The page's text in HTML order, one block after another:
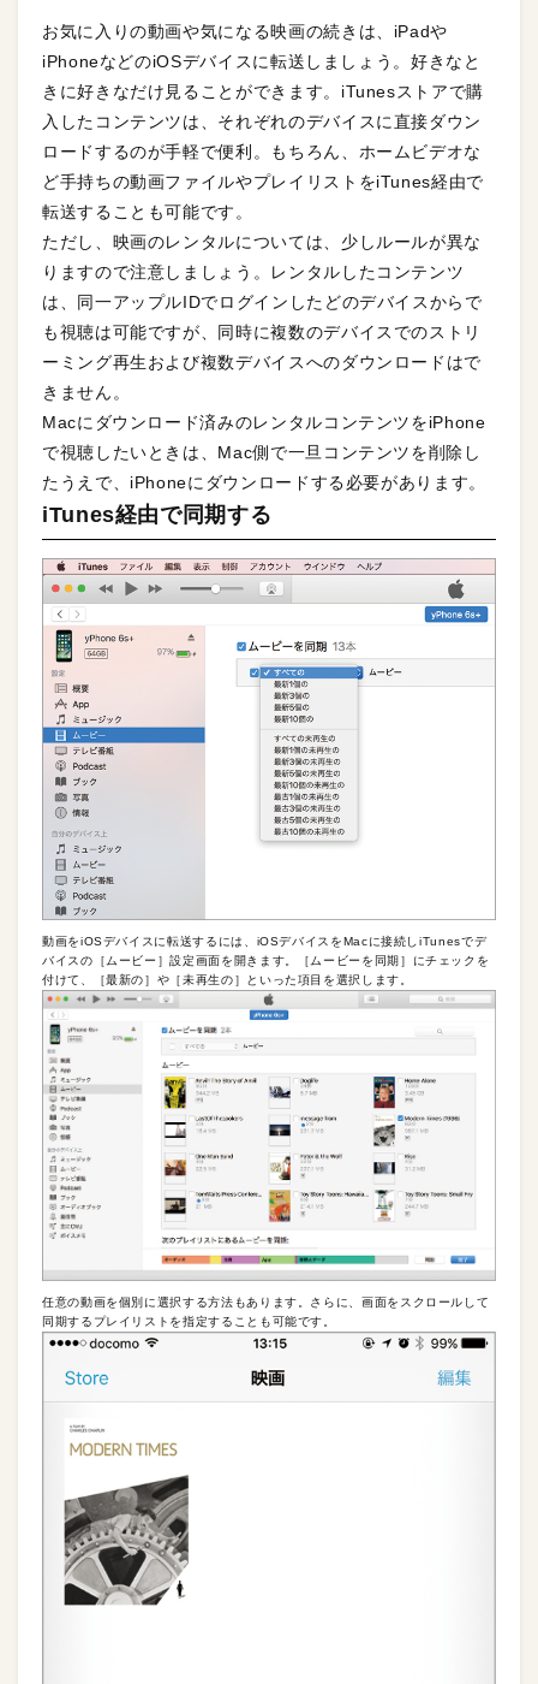
お気に入りの動画や気になる映画の続きは、iPadや
iPhoneなどのiOSデバイスに転送しましょう。好きなと
きに好きなだけ見ることができます。iTunesストアで購
入したコンテンツは、それぞれのデバイスに直接ダウン
ロードするのが手軽で便利。もちろん、ホームビデオな
ど手持ちの動画ファイルやプレイリストをiTunes経由で
転送することも可能です。
ただし、映画のレンタルについては、少しルールが異な
りますので注意しましょう。レンタルしたコンテンツ
は、同一アップルIDでログインしたどのデバイスからで
も視聴は可能ですが、同時に複数のデバイスでのストリ
ーミング再生および複数デバイスへのダウンロードはで
きません。
Macにダウンロード済みのレンタルコンテンツをiPhone
で視聴したいときは、Mac側で一旦コンテンツを削除し
たうえで、iPhoneにダウンロードする必要があります。
iTunes経由で同期する
動画をiOSデバイスに転送するには、iOSデバイスをMacに接続しiTunesでデ
バイスの［ムービー］設定画面を開きます。［ムービーを同期］にチェックを
付けて、［最新の］や［未再生の］といった項目を選択します。
任意の動画を個別に選択する方法もあります。さらに、画面をスクロールして
同期するプレイリストを指定することも可能です。